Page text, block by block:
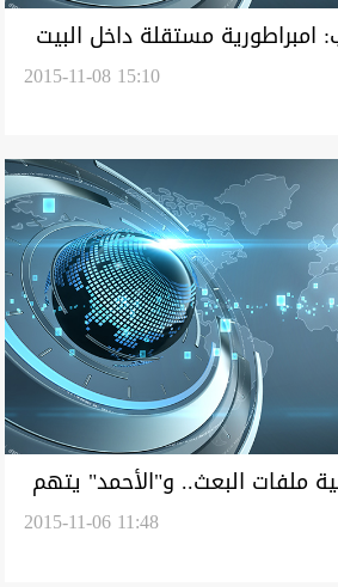
مستقلة داخل البيت
2015-11-08 15:10
ملفات البعث.. و"الأحمد" يتهم
2015-11-06 11:48